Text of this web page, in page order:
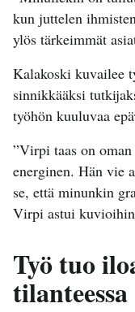
kun juttelen
ylös tärkeimmät
Kalakoski kuvailee
sinnikkääksi
työhön kuuluvaa
”Virpi taas on
energinen. Hän vie
se, että minunkin
Virpi astui
Työ tuo
tilanteessa